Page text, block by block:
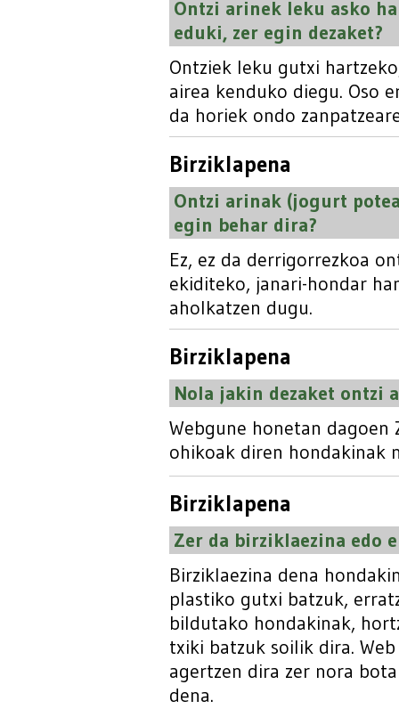
Ontzi arinek leku asko
eduki, zer egin dezaket?
Ontziek leku gutxi
airea kenduko diegu. Oso
da horiek ondo
Birziklapena
Ontzi arinak (jogurt
egin behar dira?
Ez, ez da derrigorrezkoa
ekiditeko, janari-hondar
aholkatzen dugu.
Birziklapena
Nola jakin dezaket ontzi
Webgune honetan
ohikoak diren hondakinak
Birziklapena
Zer da birziklaezina edo
Birziklaezina dena
plastiko gutxi batzuk,
bildutako hondakinak,
txiki batzuk soilik dira.
agertzen dira zer nora
dena.